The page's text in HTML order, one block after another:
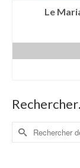
Le
Rechercher :